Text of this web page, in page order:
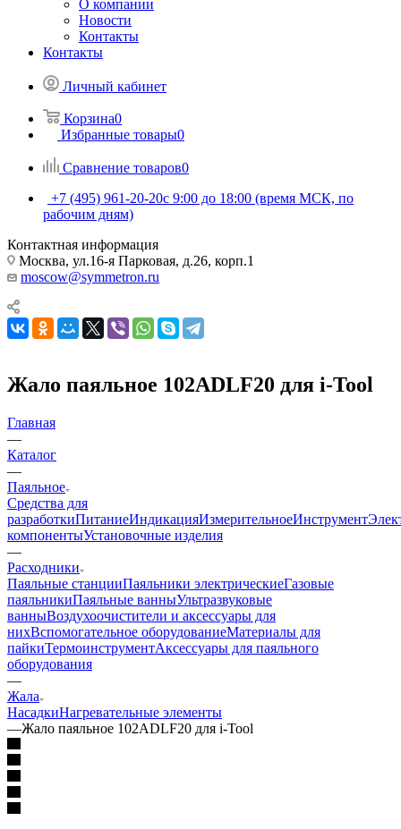
О компании
Новости
Контакты
Контакты
Личный кабинет
Корзина0
Избранные товары0
Сравнение товаров0
+7 (495) 961-20-20с 9:00 до 18:00 (время МСК, по
рабочим дням)
Контактная информация
Москва, ул.16-я Парковая, д.26, корп.1
moscow@symmetron.ru
Жало паяльное 102ADLF20 для i-Tool
Главная
—
Каталог
—
Паяльное
Средства для
разработкиПитаниеИндикацияИзмерительноеИнструмент
компонентыУстановочные изделия
—
Расходники
Паяльные станцииПаяльники электрическиеГазовые
паяльникиПаяльные ванныУльтразвуковые
ванныВоздухоочистители и аксессуары для
нихВспомогательное оборудованиеМатериалы для
пайкиТермоинструментАксессуары для паяльного
оборудования
—
Жала
НасадкиНагревательные элементы
—Жало паяльное 102ADLF20 для i-Tool